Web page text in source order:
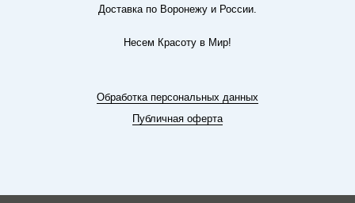
Доставка по Воронежу и России.
Несем Красоту в Мир!
Обработка персональных данных
Публичная оферта